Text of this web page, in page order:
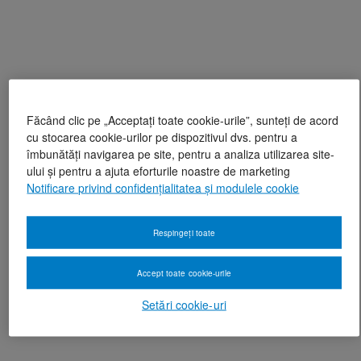
Făcând clic pe „Acceptați toate cookie-urile”, sunteți de acord
cu stocarea cookie-urilor pe dispozitivul dvs. pentru a
îmbunătăți navigarea pe site, pentru a analiza utilizarea site-
ului și pentru a ajuta eforturile noastre de marketing
Notificare privind confidențialitatea și modulele cookie
Setări cookie-uri
Respingeți toate
Accept toate cookie-urile